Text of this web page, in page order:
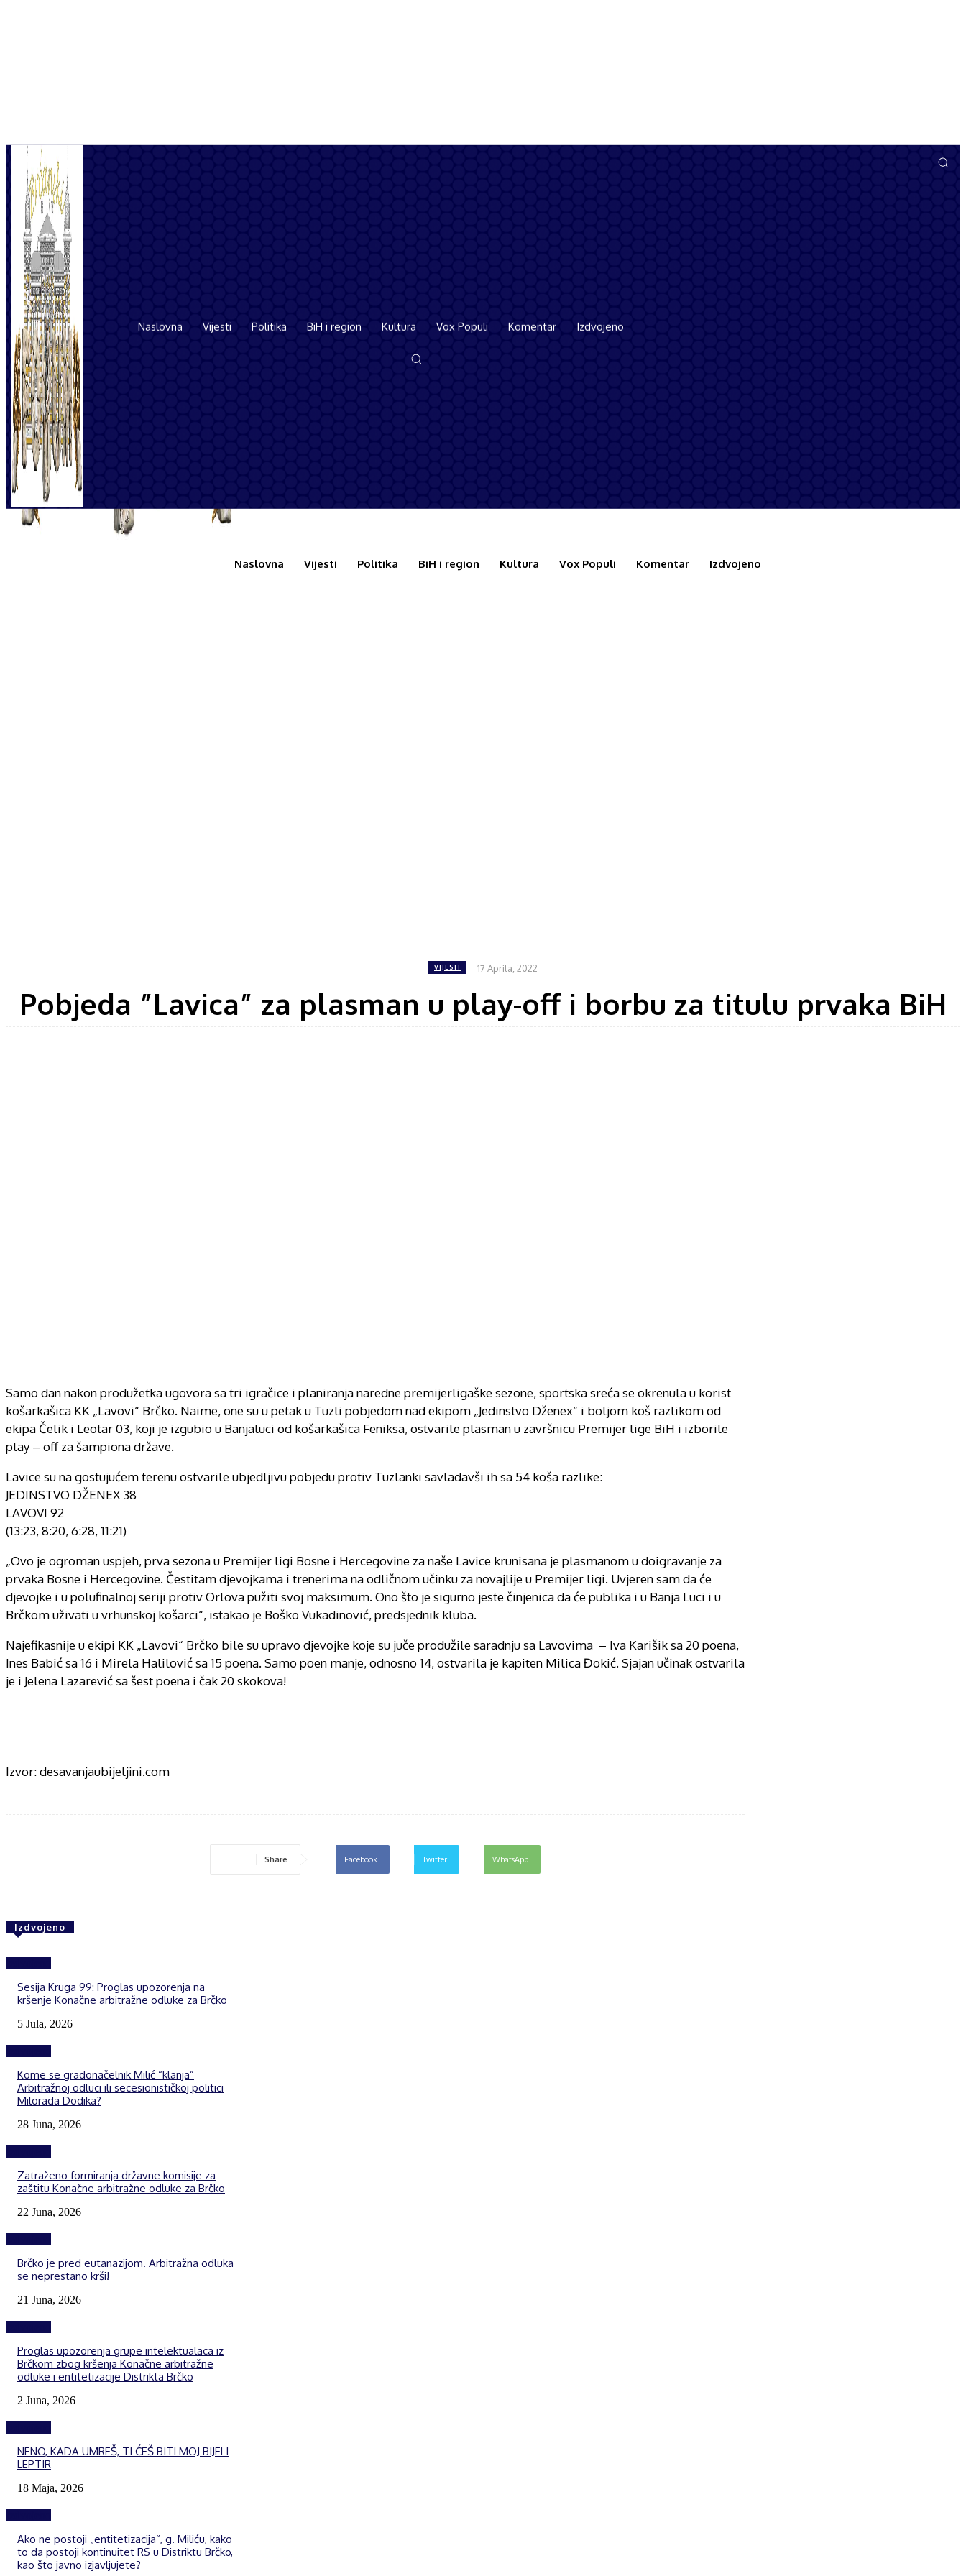
Naslovna Vijesti Politika BiH i region Kultura Vox Populi Komentar Izdvojeno
Naslovna Vijesti Politika BiH i region Kultura Vox Populi Komentar Izdvojeno
VIJESTI 17 Aprila, 2022
Pobjeda ”Lavica” za plasman u play-off i borbu za titulu prvaka BiH
Samo dan nakon produžetka ugovora sa tri igračice i planiranja naredne premijerligaške sezone, sportska sreća se okrenula u korist
košarkašica KK „Lavovi“ Brčko. Naime, one su u petak u Tuzli pobjedom nad ekipom „Jedinstvo Dženex“ i boljom koš razlikom od
ekipa Čelik i Leotar 03, koji je izgubio u Banjaluci od košarkašica Feniksa, ostvarile plasman u završnicu Premijer lige BiH i izborile
play – off za šampiona države.
Lavice su na gostujućem terenu ostvarile ubjedljivu pobjedu protiv Tuzlanki savladavši ih sa 54 koša razlike:
JEDINSTVO DŽENEX 38
LAVOVI 92
(13:23, 8:20, 6:28, 11:21)
„Ovo je ogroman uspjeh, prva sezona u Premijer ligi Bosne i Hercegovine za naše Lavice krunisana je plasmanom u doigravanje za
prvaka Bosne i Hercegovine. Čestitam djevojkama i trenerima na odličnom učinku za novajlije u Premijer ligi. Uvjeren sam da će
djevojke i u polufinalnoj seriji protiv Orlova pužiti svoj maksimum. Ono što je sigurno jeste činjenica da će publika i u Banja Luci i u
Brčkom uživati u vrhunskoj košarci“, istakao je Boško Vukadinović, predsjednik kluba.
Najefikasnije u ekipi KK „Lavovi“ Brčko bile su upravo djevojke koje su juče produžile saradnju sa Lavovima – Iva Karišik sa 20 poena,
Ines Babić sa 16 i Mirela Halilović sa 15 poena. Samo poen manje, odnosno 14, ostvarila je kapiten Milica Đokić. Sjajan učinak ostvarila
je i Jelena Lazarević sa šest poena i čak 20 skokova!
Izvor: desavanjaubijeljini.com
Share Facebook Twitter WhatsApp
Izdvojeno
Sesija Kruga 99: Proglas upozorenja na
kršenje Konačne arbitražne odluke za Brčko
5 Jula, 2026
Kome se gradonačelnik Milić “klanja”
Arbitražnoj odluci ili secesionističkoj politici
Milorada Dodika?
28 Juna, 2026
Zatraženo formiranja državne komisije za
zaštitu Konačne arbitražne odluke za Brčko
22 Juna, 2026
Brčko je pred eutanazijom. Arbitražna odluka
se neprestano krši!
21 Juna, 2026
Proglas upozorenja grupe intelektualaca iz
Brčkom zbog kršenja Konačne arbitražne
odluke i entitetizacije Distrikta Brčko
2 Juna, 2026
NENO, KADA UMREŠ, TI ĆEŠ BITI MOJ BIJELI
LEPTIR
18 Maja, 2026
Ako ne postoji „entitetizacija“, g. Miliću, kako
to da postoji kontinuitet RS u Distriktu Brčko,
kao što javno izjavljujete?